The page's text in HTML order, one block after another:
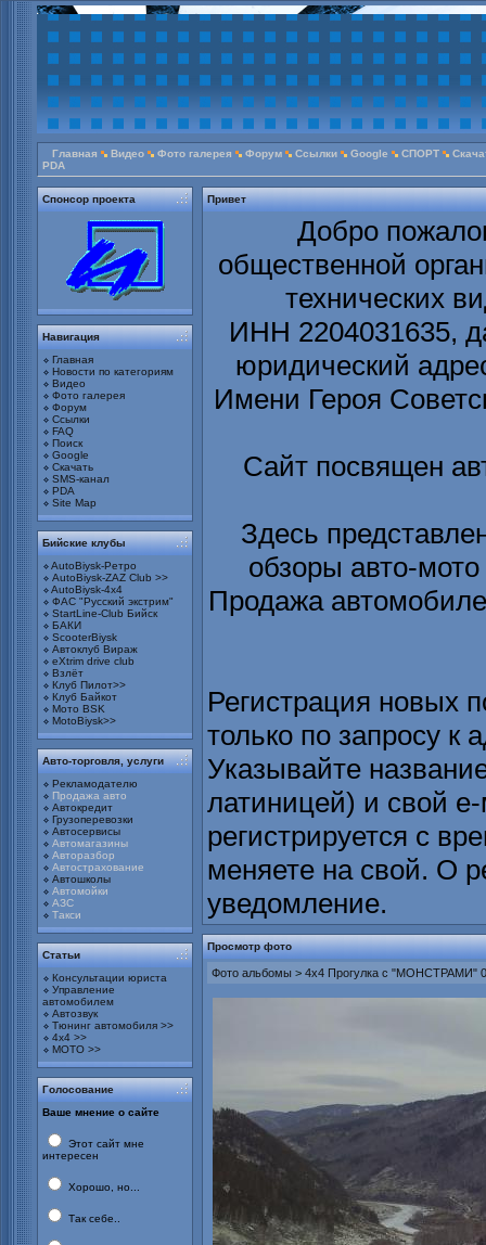
Главная Видео Фото галерея Форум Ссылки Google СПОРТ
PDA
Спонсор проекта
Навигация
Главная
Новости по категориям
Видео
Фото галерея
Форум
Ссылки
FAQ
Поиск
Google
Скачать
SMS-канал
PDA
Site Map
Бийские клубы
AutoBiysk-Ретро
AutoBiysk-ZAZ Club >>
AutoBiysk-4x4
ФАС "Русский экстрим"
StartLine-Club Бийск
БАКИ
ScooterBiysk
Автоклуб Вираж
eXtrim drive club
Взлёт
Клуб Пилот>>
Клуб Байкот
Мото BSK
MotoBiysk>>
Авто-торговля, услуги
Рекламодателю
Продажа авто
Автокредит
Грузоперевозки
Автосервисы
Автомагазины
Авторазбор
Автострахование
Автошколы
Автомойки
АЗС
Такси
Статьи
Консультации юриста
Управление
автомобилем
Автозвук
Тюнинг автомобиля >>
4х4 >>
МОТО >>
Голосование
Ваше мнение о сайте
Этот сайт мне
интересен
Хорошо, но...
Так себе..
Привет
Добро
общественной
технических
ИНН 2204031635,
юридический
Имени Героя
Сайт посвящен
Здесь
обзоры авто-
Продажа
Регистрация новых
только по запросу к
Указывайте
латиницей) и свой
регистрируется с
меняете на свой. О
уведомление.
Просмотр фото
Фото альбомы > 4х4 Прогулка с "МОНСТРАМИ"